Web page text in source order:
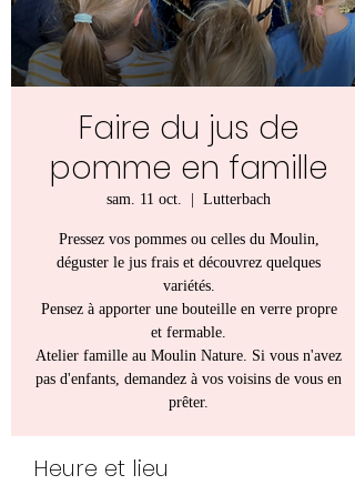
Faire du jus de
pomme en famille
sam. 11 oct.
  |
Lutterbach
Pressez vos pommes ou celles du Moulin,
déguster le jus frais et découvrez quelques
variétés.
Pensez à apporter une bouteille en verre propre
et fermable.
Atelier famille au Moulin Nature. Si vous n'avez
pas d'enfants, demandez à vos voisins de vous en
prêter.
Heure et lieu